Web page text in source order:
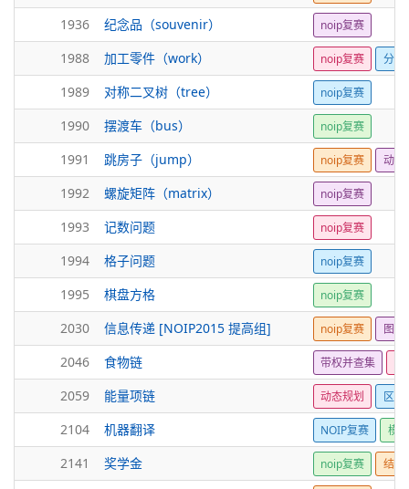
1936 纪念品（souvenir） noip复赛
1988 加工零件（work） noip复赛 分层
1989 对称二叉树（tree） noip复赛
1990 摆渡车（bus） noip复赛
1991 跳房子（jump） noip复赛 动态
1992 螺旋矩阵（matrix） noip复赛
1993 记数问题 noip复赛
1994 格子问题 noip复赛
1995 棋盘方格 noip复赛
2030 信息传递 [NOIP2015 提高组] noip复赛 图论
2046 食物链 带权并查集
2059 能量项链 动态规划 区间
2104 机器翻译 NOIP复赛 模拟
2141 奖学金 noip复赛 结构